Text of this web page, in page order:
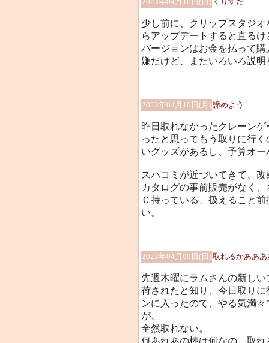
少し前に、クリップスタジ
らアップデートすると直る
バージョンはお金を払って
嫌だけど、またいろいろ説
2023年04月10日(月)諦めよう
昨日取れなかったクレーン
ったと思ってもう取りに行
いグッズがあるし、予算オ
スパコミが近づいてきて、
カタログの事前販売がなく
Ｃ持っている、扱えるこ
い。
2023年04月09日(日)取れるかああ
先週木曜にラムさんの新し
荷されたと知り、今日取り
ンに入ったので、やる気満々
が、
全然取れない。
何あれあの棒は何なの。取れ